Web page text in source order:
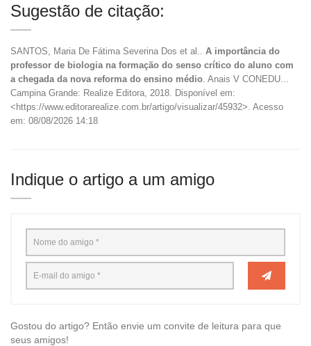
Sugestão de citação:
SANTOS, Maria De Fátima Severina Dos et al.. A importância do
professor de biologia na formação do senso crítico do aluno com
a chegada da nova reforma do ensino médio . Anais V CONEDU...
Campina Grande: Realize Editora, 2018. Disponível em:
<https://www.editorarealize.com.br/artigo/visualizar/45932>. Acesso
em: 08/08/2026 14:18
Indique o artigo a um amigo
Gostou do artigo? Então envie um convite de leitura para que
seus amigos!